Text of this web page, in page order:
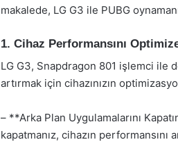
makalede, LG G3 ile PUBG
1. Cihaz Performansını
LG G3, Snapdragon 801 işlemci ile
artırmak için cihazınızın
– **Arka Plan Uygulamalarını
kapatmanız, cihazın performansını